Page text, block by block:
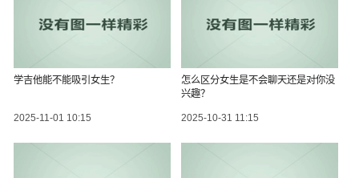
学吉他能不能吸引女生？
2025-11-01 10:15
怎么区分女生是不会聊天还是对你没
兴趣？
2025-10-31 11:15